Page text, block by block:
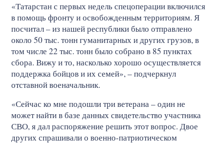
«Татарстан с первых недель спецоперации включился
в помощь фронту и освобожденным территориям. Я
посчитал – из нашей республики было отправлено
около 50 тыс. тонн гуманитарных и других грузов, в
том числе 22 тыс. тонн было собрано в 85 пунктах
сбора. Вижу и то, насколько хорошо осуществляется
поддержка бойцов и их семей», – подчеркнул
отставной военачальник.
«Сейчас ко мне подошли три ветерана – один не
может найти в базе данных свидетельство участника
СВО, я дал распоряжение решить этот вопрос. Двое
других спрашивали о военно-патриотическом